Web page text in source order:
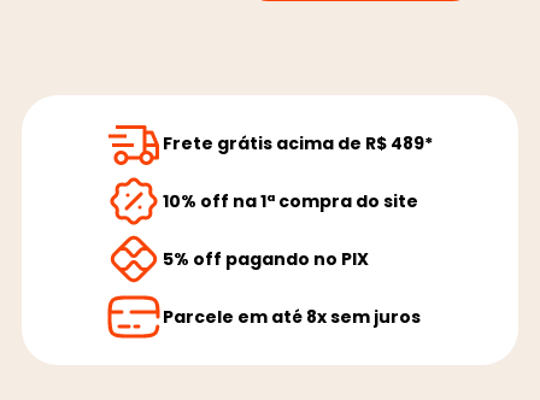
Frete grátis acima de R$ 489*
10% off na 1ª compra do site
5% off pagando no PIX
Parcele em até 8x sem juros